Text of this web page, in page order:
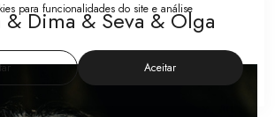
& Dima & Seva & Olga
para funcionalidades do site e análise
Aceitar